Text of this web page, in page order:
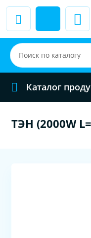
Каталог
ТЭН (2000W